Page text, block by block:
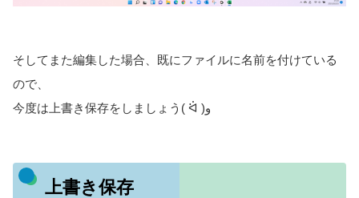
そしてまた編集した場合、既にファイルに名前を付けている
ので、
今度は上書き保存をしましょう( ᐛ )و
上書き保存